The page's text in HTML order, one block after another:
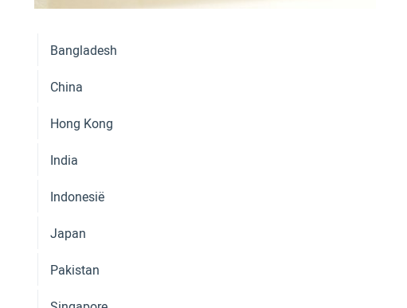
Bangladesh
China
Hong Kong
India
Indonesië
Japan
Pakistan